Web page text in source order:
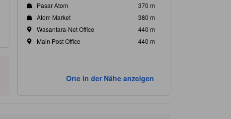
Pasar Atom
370 m
Atom Market
380 m
Wasantara-Net Office
440 m
Main Post Office
440 m
Orte in der Nähe anzeigen